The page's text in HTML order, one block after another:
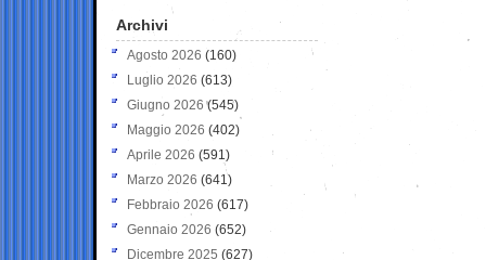
Archivi
Agosto 2026 (160)
Luglio 2026 (613)
Giugno 2026 (545)
Maggio 2026 (402)
Aprile 2026 (591)
Marzo 2026 (641)
Febbraio 2026 (617)
Gennaio 2026 (652)
Dicembre 2025 (627)